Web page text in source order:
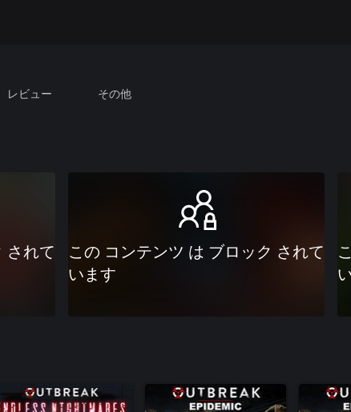
レビュー その他
されて
この コンテンツ は ブロック されて
います